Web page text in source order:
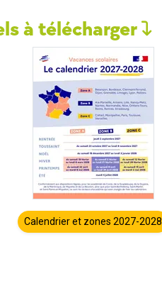
à télécharger
Calendrier et zones 2027-2028